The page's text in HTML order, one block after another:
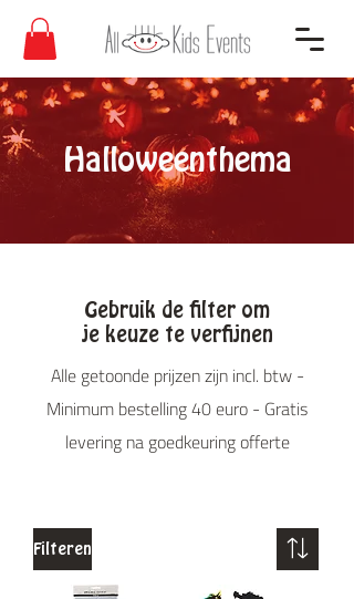
Halloweenthema
Gebruik de filter om
je keuze te verfijnen
Alle getoonde prijzen zijn incl. btw -
Minimum bestelling 40 euro - Gratis
levering na goedkeuring offerte
Filteren